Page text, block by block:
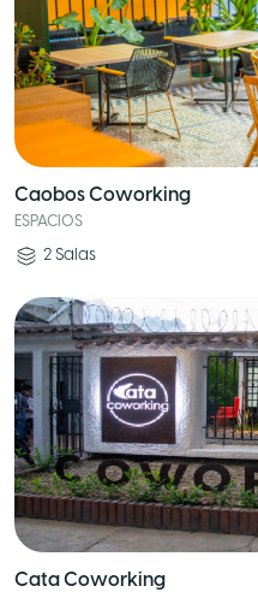
Caobos Coworking
ESPACIOS
2 Salas
Cata Coworking